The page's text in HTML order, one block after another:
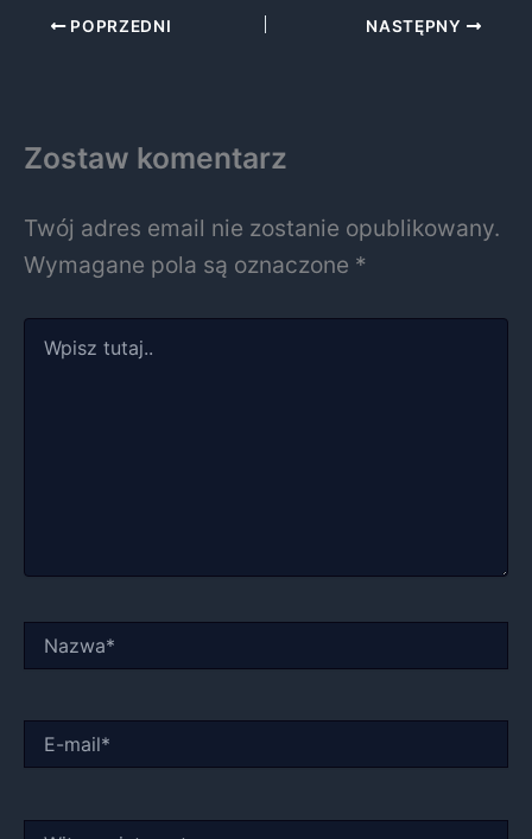
POPRZEDNI NASTĘPNY
Zostaw komentarz
Twój adres email nie zostanie opublikowany.
Wymagane pola są oznaczone *
tutaj..
mail*